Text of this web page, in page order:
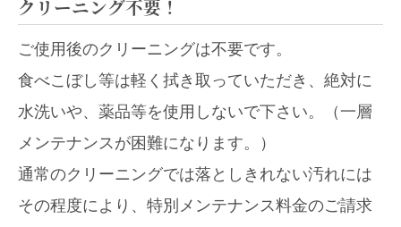
クリーニング不要！
ご使用後のクリーニングは不要です。
食べこぼし等は軽く拭き取っていただき、絶対に
水洗いや、薬品等を使用しないで下さい。（一層
メンテナンスが困難になります。）
通常のクリーニングでは落としきれない汚れには
その程度により、特別メンテナンス料金のご請求